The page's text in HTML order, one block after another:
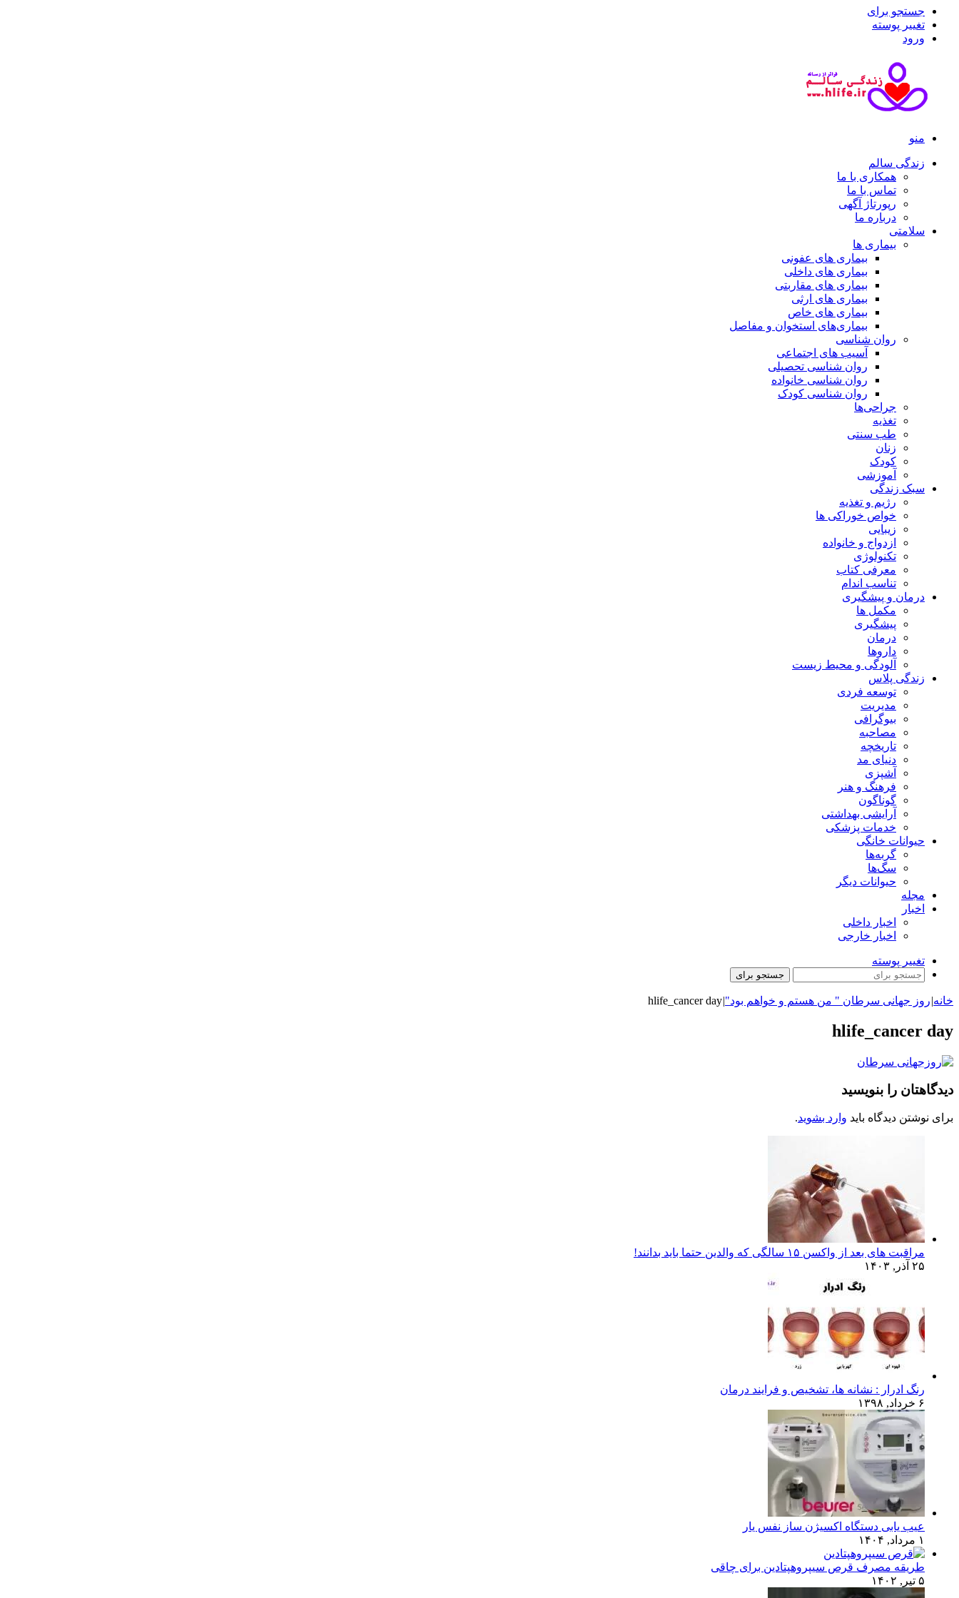
جستجو برای
تغییر پوسته
ورود
منو
زندگی سالم
همکاری با ما
تماس با ما
رپورتاژ آگهی
درباره ما
سلامتی
بیماری ها
بیماری های عفونی
بیماری های داخلی
بیماری های مقاربتی
بیماری های ارثی
بیماری های خاص
بیماری‌های استخوان و مفاصل
روان شناسی
آسیب های اجتماعی
روان شناسی تحصیلی
روان شناسی خانواده
روان شناسی کودک
جراحی‌ها
تغذیه
طب سنتی
زنان
کودک
آموزشی
سبک زندگی
رژیم و تغذیه
خواص خوراکی ها
زیبایی
ازدواج و خانواده
تکنولوژی
معرفی کتاب
تناسب اندام
درمان و پیشگیری
مکمل ها
پیشگیری
درمان
داروها
آلودگی و محیط زیست
زندگی پلاس
توسعه فردی
مدیریت
بیوگرافی
مصاحبه
تاریخچه
دنیای مد
آشپزی
فرهنگ و هنر
گوناگون
آرایشی بهداشتی
خدمات پزشکی
حیوانات خانگی
گربه‌ها
سگ‌ها
حیوانات دیگر
مجله
اخبار
اخبار داخلی
اخبار خارجی
تغییر پوسته
جستجو برای
خانه|روز جهانی سرطان " من هستم و خواهم بود"|
hlife_cancer day
hlife_cancer day
دیدگاهتان را بنویسید
برای نوشتن دیدگاه باید وارد بشوید.
مراقبت های بعد از واکسن ۱۵ سالگی که والدین حتما باید بدانند!
۲۵ آذر, ۱۴۰۳
رنگ ادرار : نشانه ها، تشخیص و فرایند درمان
۶ خرداد, ۱۳۹۸
عیب یابی دستگاه اکسیژن ساز نفس یار
۱ مرداد, ۱۴۰۴
طریقه مصرف قرص سیپروهپتادین برای چاقی
۵ تیر, ۱۴۰۲